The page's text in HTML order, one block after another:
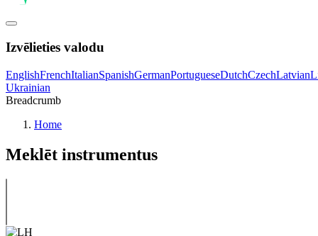
Izvēlieties valodu
EnglishFrenchItalianSpanishGermanPortugueseDutchCzechLatvian
Ukrainian
Breadcrumb
Home
Meklēt instrumentus